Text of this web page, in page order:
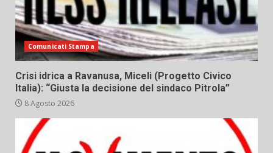
Comunicati Stampa
Crisi idrica a Ravanusa, Miceli (Progetto Civico
Italia): “Giusta la decisione del sindaco Pitrola”
8 Agosto 2026